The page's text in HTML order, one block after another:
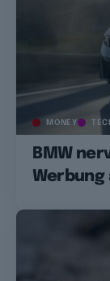
MONEY
BMW
Werbung